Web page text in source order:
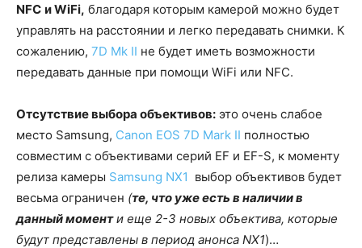
NFC иWiFi, благодаря которым камерой можно будет
управлять на расстоянии и легко передавать снимки. К
сожалению, 7D Mk II не будет иметь возможности
передавать данные при помощи WiFi или NFC.
Отсутствие выбора объективов: это очень слабое
место Samsung, Canon EOS 7D Mark II полностью
совместим с объективами серий EF и EF-S, к моменту
релиза камеры Samsung NX1 выбор объективов будет
весьма ограничен (те, что уже есть в наличии в
данный момент и еще 2-3 новых объектива, которые
будут представлены в период анонса NX1)…